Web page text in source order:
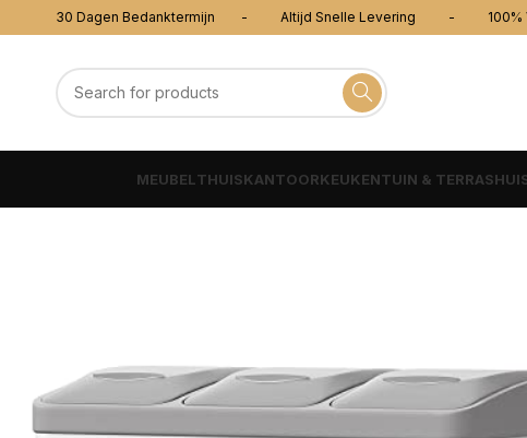
30 Dagen Bedanktermijn - Altijd Snelle Levering - 100%
MEUBEL THUISKANTOORKEUKENTUIN & TERRAS